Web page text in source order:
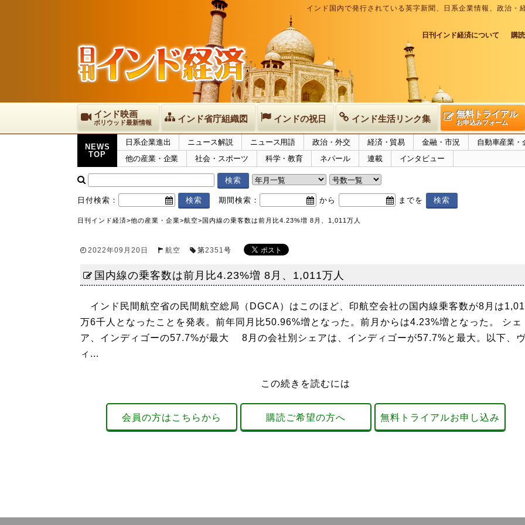
インド国内で発行されている英字新聞、日系企業情報、政治
日刊インド経済について 購
インド映画
ボリウッド最新情報 インド省庁組織図 インドの祝日 インド生活リンク集 無料トライアル
お申込みフォーム
NEWS
TOP
日系企業進出 ニュース解説 ニュース用語 政治・外交 経済・貿易 金融・市況
自動車産業・
他の産業・企業
社会・スポーツ 科学・教育 ネパール 連載 インタビュー
日付検索： 期間検索： から までを
日刊インド経済>他の産業・企業>航空> 国内線の乗客数は前月比4.23%増 8月、1,011万人
2022年09月20日 航空 第2351号
国内線の乗客数は前月比4.23%増 8月、1,011万人
インド民間航空省の民間航空総局（DGCA）はこのほど、印航空会社の国内線乗客数が8月は
万6千人となったことを発表。前年同月比50.96%増となった。前月からは4.23%増となった。 シェ
ア、インディゴーの57.7%が最大 8月の会社別シェアは、インディゴーが57.7%と最大。以下、
ィ...
この続きを読むには
会員の方はこちらから 購読ご希望の方へ 無料トライアルお申し込み